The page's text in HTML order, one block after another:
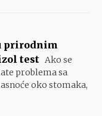
prirodnim
test Ako se
problema sa
oko stomaka,